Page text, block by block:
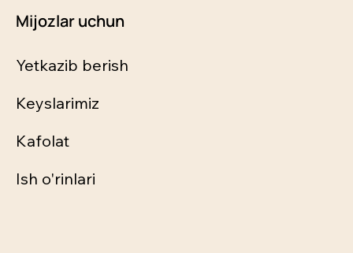
Mijozlar uchun
Yetkazib berish
Keyslarimiz
Kafolat
Ish o'rinlari